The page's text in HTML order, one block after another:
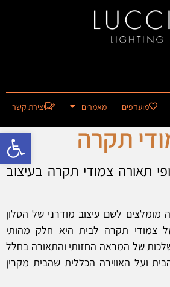
פתח
מועדפים מאמרים יצירת קשר
תקרה
תאורה צמודי תקרה בעיצוב
מומלצים לשם עיצוב מודרני של הסלון
צמודי תקרה לבית היא חלק מהותי
של המראה החזותי והתאורה בחלל
ועל האווירה הכללית שהבית מקרין